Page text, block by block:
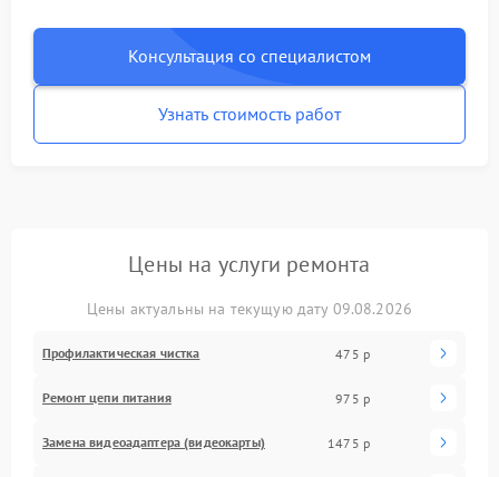
Консультация со специалистом
Узнать стоимость работ
Цены на услуги ремонта
Цены актуальны на текущую дату 09.08.2026
Профилактическая чистка 475 р
Ремонт цепи питания 975 р
Замена видеоадаптера (видеокарты) 1475 р